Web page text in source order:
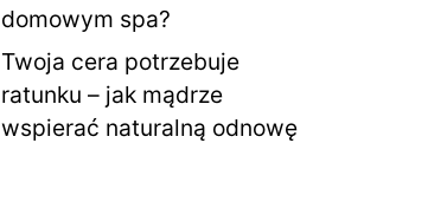
domowym spa?
Twoja cera potrzebuje
ratunku – jak mądrze
wspierać naturalną odnowę